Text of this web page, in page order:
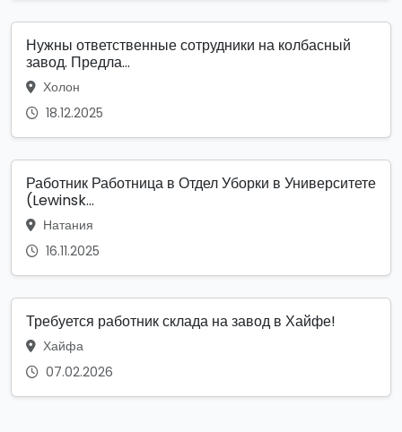
Нужны ответственные сотрудники на колбасный
завод. Предла...
Холон
18.12.2025
Работник Работница в Отдел Уборки в Университете
(Lewinsk...
Натания
16.11.2025
Требуется работник склада на завод в Хайфе!
Хайфа
07.02.2026